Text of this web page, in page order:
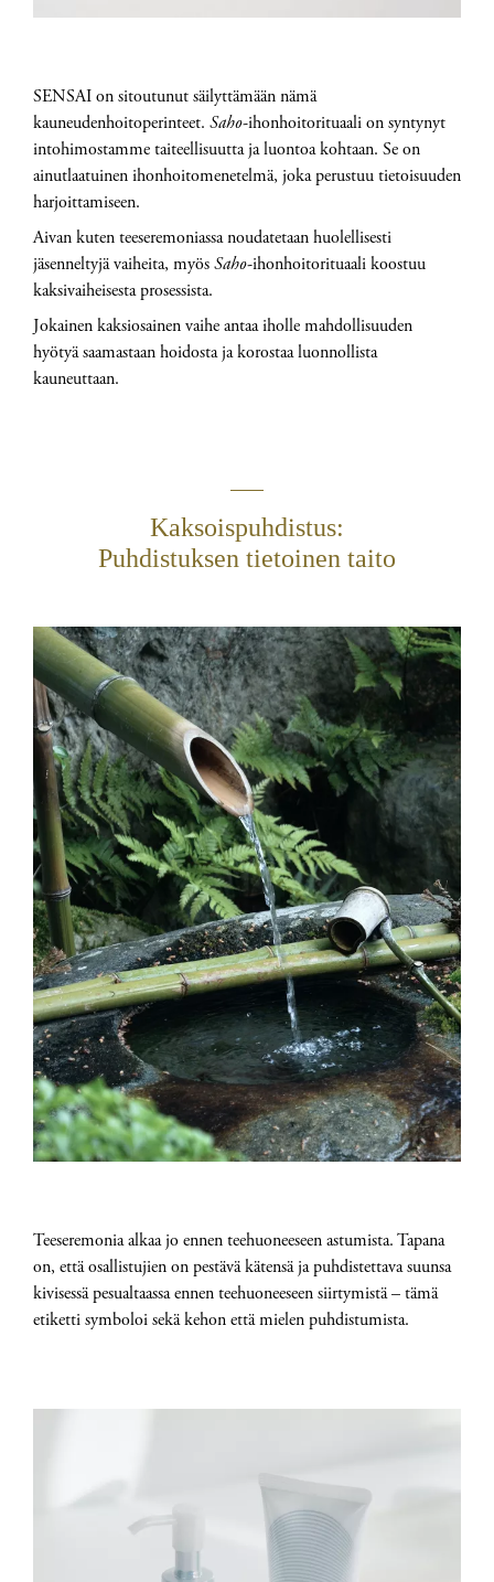
SENSAI on sitoutunut säilyttämään nämä
kauneudenhoitoperinteet. Saho-ihonhoitorituaali on syntynyt
intohimostamme taiteellisuutta ja luontoa kohtaan. Se on
ainutlaatuinen ihonhoitomenetelmä, joka perustuu tietoisuuden
harjoittamiseen.
Aivan kuten teeseremoniassa noudatetaan huolellisesti
jäsenneltyjä vaiheita, myösSaho-ihonhoitorituaali koostuu
kaksivaiheisesta prosessista.
Jokainen kaksiosainen vaihe antaa iholle mahdollisuuden
hyötyä saamastaan hoidosta ja korostaa luonnollista
kauneuttaan.
Kaksoispuhdistus:
Puhdistuksen tietoinen taito
Teeseremonia alkaa jo ennen teehuoneeseen astumista. Tapana
on, että osallistujien on pestävä kätensä ja puhdistettava suunsa
kivisessä pesualtaassa ennen teehuoneeseen siirtymistä – tämä
etiketti symboloi sekä kehon että mielen puhdistumista.